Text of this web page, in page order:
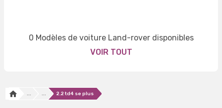
0 Modèles de voiture Land-rover disponibles
VOIR TOUT
... ... 2.2 td4 se plus